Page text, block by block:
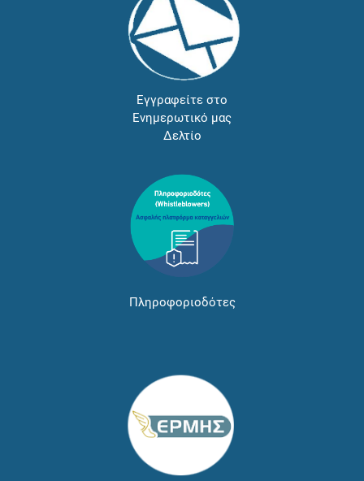
Εγγραφείτε στο
Ενημερωτικό μας
Δελτίο
Πληροφοριοδότες